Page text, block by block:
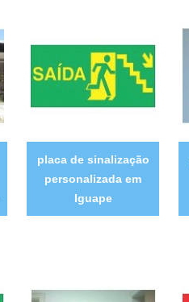
placa de sinalização
personalizada em
Iguape